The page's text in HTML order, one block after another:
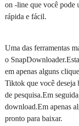
on -line que você pode
rápida e fácil.
Uma das ferramentas
o
em apenas alguns
Tiktok que você deseja
de pesquisa.Em
download.Em apenas
pronto para baixar.